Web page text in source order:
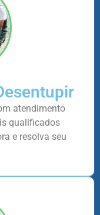
atendimento
qualificados
e resolva seu